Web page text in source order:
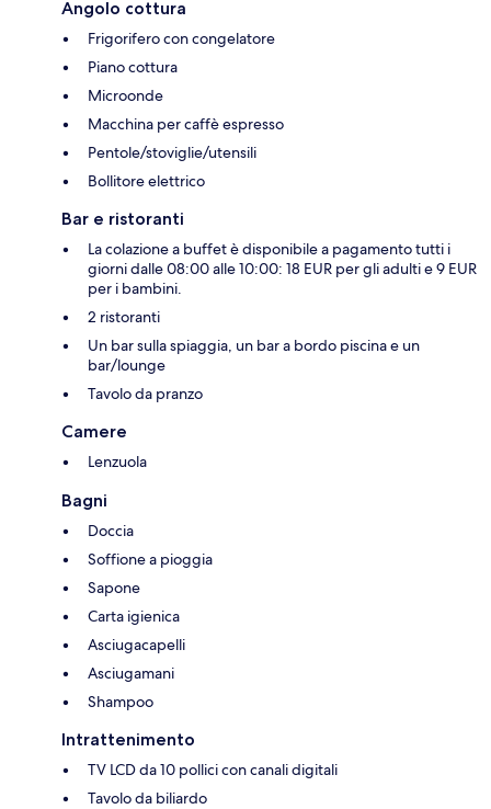
Angolo cottura
Frigorifero con congelatore
Piano cottura
Microonde
Macchina per caffè espresso
Pentole/stoviglie/utensili
Bollitore elettrico
Bar e ristoranti
La colazione a buffet è disponibile a pagamento tutti i
giorni dalle 08:00 alle 10:00: 18 EUR per gli adulti e 9 EUR
per i bambini.
2 ristoranti
Un bar sulla spiaggia, un bar a bordo piscina e un
bar/lounge
Tavolo da pranzo
Camere
Lenzuola
Bagni
Doccia
Soffione a pioggia
Sapone
Carta igienica
Asciugacapelli
Asciugamani
Shampoo
Intrattenimento
TV LCD da 10 pollici con canali digitali
Tavolo da biliardo